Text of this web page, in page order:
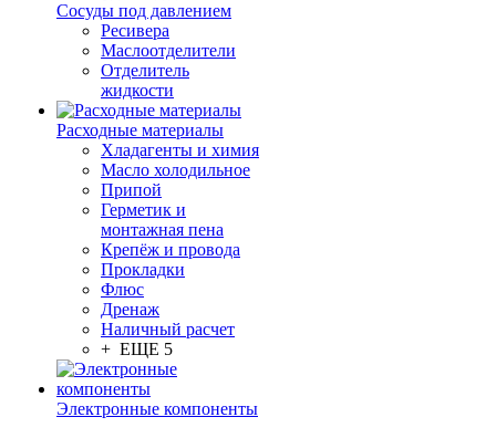
Сосуды под давлением
Ресивера
Маслоотделители
Отделитель
жидкости
Расходные материалы
Хладагенты и химия
Масло холодильное
Припой
Герметик и
монтажная пена
Крепёж и провода
Прокладки
Флюс
Дренаж
Наличный расчет
+ ЕЩЕ 5
Электронные компоненты